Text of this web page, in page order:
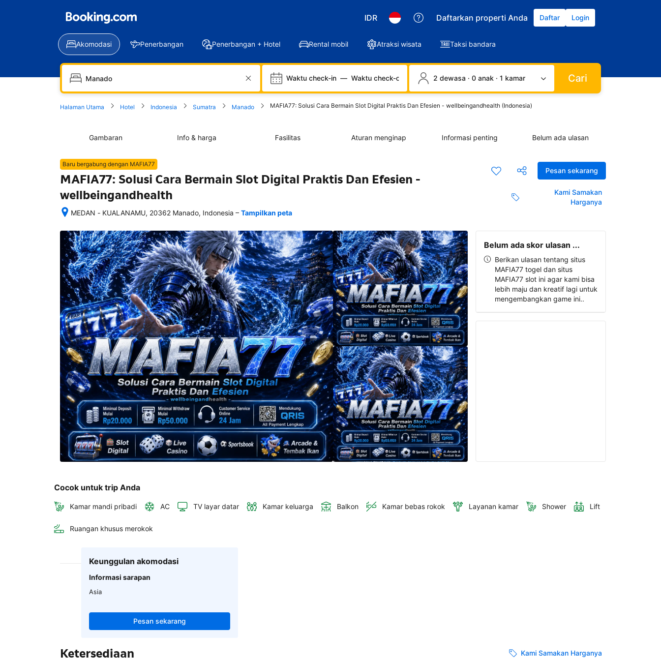
IDR Daftarkan properti Anda Daftar Login
Akomodasi Penerbangan Penerbangan + Hotel Rental mobil Atraksi wisata Taksi bandara
Waktu check-in — Waktu check-out 2 dewasa · 0 anak · 1 kamar Cari
Halaman Utama Hotel Indonesia Sumatra Manado MAFIA77: Solusi Cara Bermain Slot Digital Praktis Dan Efesien - wellbeingandhealth (Indonesia)
Gambaran Info & harga Fasilitas Aturan menginap Informasi penting Belum ada ulasan
Pesan sekarang
Kami Samakan
Harganya
Baru bergabung dengan MAFIA77
MAFIA77: Solusi Cara Bermain Slot Digital Praktis Dan Efesien -
wellbeingandhealth
MEDAN - KUALANAMU, 20362 Manado, Indonesia
memesan,
semua
rincian
akomodasi
termasuk
nomor
telepon
dan
alamat
akan
disertakan
dalam
konfirmasi
pemesanan
dan
akun
Anda.
– Tampilkan peta
Belum ada skor ulasan ...
Berikan ulasan tentang situs
MAFIA77 togel dan situs
MAFIA77 slot ini agar kami bisa
lebih maju dan kreatif lagi untuk
mengembangkan game ini..
Cocok untuk trip Anda
Kamar mandi pribadi AC TV layar datar Kamar keluarga Balkon Kamar bebas rokok Layanan kamar Shower Lift
Ruangan khusus merokok
Keunggulan akomodasi
Informasi sarapan
Asia
Pesan sekarang
Ketersediaan Kami Samakan Harganya